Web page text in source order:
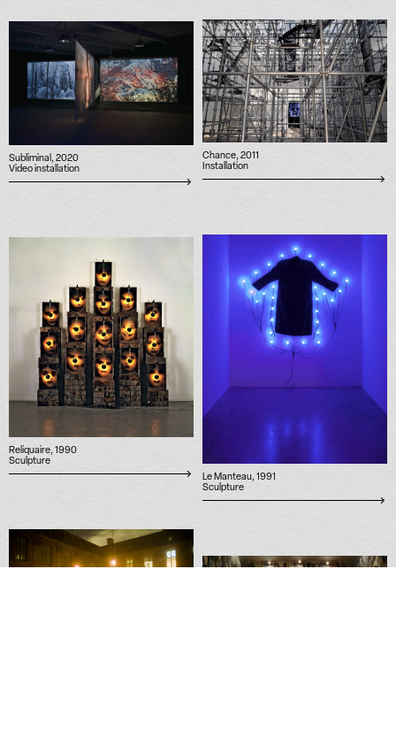
Subliminal, 2020
Video installation
Reliquaire, 1990
Sculpture
Chance, 2011
Installation
Le Manteau, 1991
Sculpture